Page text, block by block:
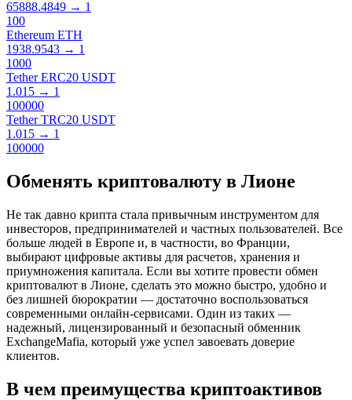
65888.4849 → 1
100
Ethereum ETH
1938.9543 → 1
1000
Tether ERC20 USDT
1.015 → 1
100000
Tether TRC20 USDT
1.015 → 1
100000
Обменять криптовалюту в Лионе​
Не так давно крипта стала привычным инструментом для
инвесторов, предпринимателей и частных пользователей. Все
больше людей в Европе и, в частности, во Франции,
выбирают цифровые активы для расчетов, хранения и
приумножения капитала. Если вы хотите провести обмен
криптовалют в Лионе, сделать это можно быстро, удобно и
без лишней бюрократии — достаточно воспользоваться
современными онлайн-сервисами. Один из таких —
надежный, лицензированный и безопасный обменник
ExchangeMafia, который уже успел завоевать доверие
клиентов.
В чем преимущества криптоактивов